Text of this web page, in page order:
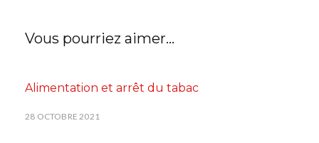
Vous pourriez aimer...
Alimentation et arrêt du tabac
28 OCTOBRE 2021